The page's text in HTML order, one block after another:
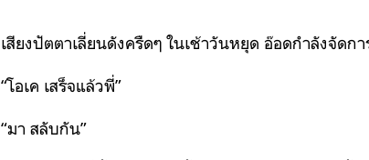
เสียงปัตตาเลี่ยนดังครืดๆ ในเช้าวันหยุด อ๊อดกำลังจัดก
“โอเค เสร็จแล้วพี่”
“มา สลับกัน”